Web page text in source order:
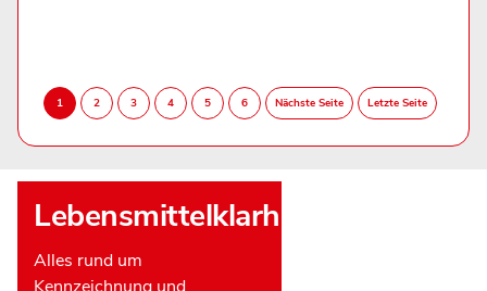
Lebensmittelklarheit
Alles rund um